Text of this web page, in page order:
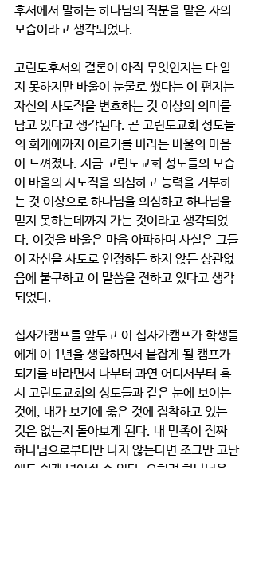
후서에서 말하는 하나님의 직분을 맡은 자의
모습이라고 생각되었다.
고린도후서의 결론이 아직 무엇인지는 다 알
지 못하지만 바울이 눈물로 썼다는 이 편지는
자신의 사도직을 변호하는 것 이상의 의미를
담고 있다고 생각된다. 곧 고린도교회 성도들
의 회개에까지 이르기를 바라는 바울의 마음
이 느껴졌다. 지금 고린도교회 성도들의 모습
이 바울의 사도직을 의심하고 능력을 거부하
는 것 이상으로 하나님을 의심하고 하나님을
믿지 못하는데까지 가는 것이라고 생각되었
다. 이것을 바울은 마음 아파하며 사실은 그들
이 자신을 사도로 인정하든 하지 않든 상관없
음에 불구하고 이 말씀을 전하고 있다고 생각
되었다.
십자가캠프를 앞두고 이 십자가캠프가 학생들
에게 이 1년을 생활하면서 붙잡게 될 캠프가
되기를 바라면서 나부터 과연 어디서부터 혹
시 고린도교회의 성도들과 같은 눈에 보이는
것에, 내가 보기에 옳은 것에 집착하고 있는
것은 없는지 돌아보게 된다. 내 만족이 진짜
하나님으로부터만 나지 않는다면 조그만 고난
에도 쉽게 넘어질 수 있다. 오히려 하나님을